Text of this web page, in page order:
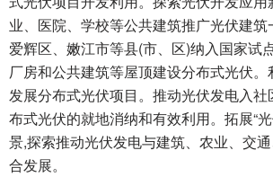
业、医院、学校等公共建筑推广光伏建
爱辉区、嫩江市等县(市、区)纳入国家试
厂房和公共建筑等屋顶建设分布式光伏
发展分布式光伏项目。推动光伏发电入社
布式光伏的就地消纳和有效利用。拓展“
景,探索推动光伏发电与建筑、农业、交
合发展。